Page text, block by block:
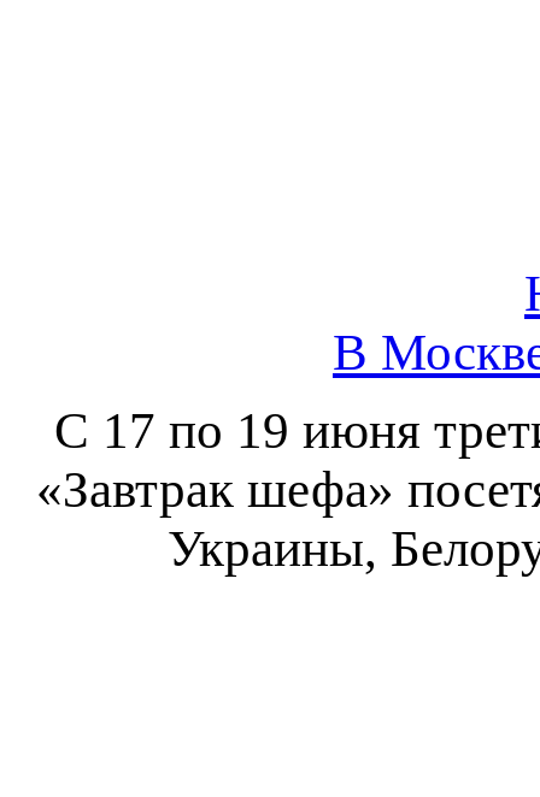
В
С 17 по 19 июня
«Завтрак шефа»
Украины,